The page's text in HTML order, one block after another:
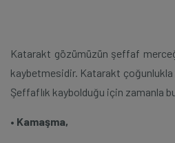
Katarakt gözümüzün şeffaf
kaybetmesidir. Katarakt çoğunlukla
Şeffaflık kaybolduğu için zamanla
• Kamaşma,